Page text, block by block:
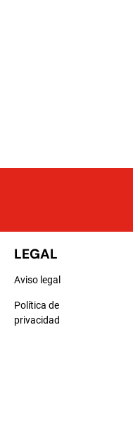
LEGAL
Aviso legal
Política de
privacidad